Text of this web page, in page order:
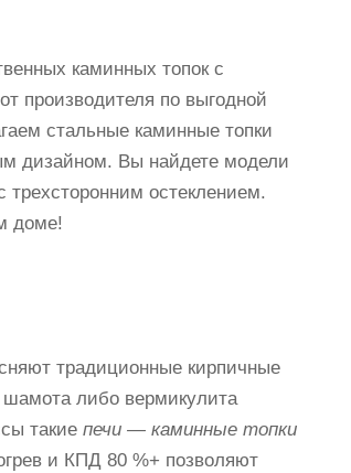
каминных топок с
производителя по выгодной
стальные каминные топки
дизайном. Вы найдете модели
остеклением.
доме!
традиционные кирпичные
шамота либо вермикулита
такие печи — каминные топки
и КПД 80 %+ позволяют